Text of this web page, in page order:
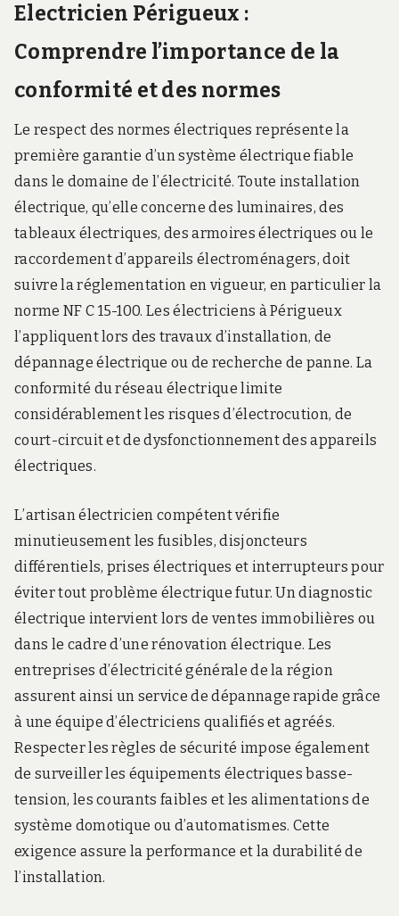
Electricien Périgueux :
Comprendre l’importance de la
conformité et des normes
Le respect des normes électriques représente la
première garantie d’un système électrique fiable
dans le domaine de l’électricité. Toute installation
électrique, qu’elle concerne des luminaires, des
tableaux électriques, des armoires électriques ou le
raccordement d’appareils électroménagers, doit
suivre la réglementation en vigueur, en particulier la
norme NF C 15-100. Les électriciens à Périgueux
l’appliquent lors des travaux d’installation, de
dépannage électrique ou de recherche de panne. La
conformité du réseau électrique limite
considérablement les risques d’électrocution, de
court-circuit et de dysfonctionnement des appareils
électriques.
L’artisan électricien compétent vérifie
minutieusement les fusibles, disjoncteurs
différentiels, prises électriques et interrupteurs pour
éviter tout problème électrique futur. Un diagnostic
électrique intervient lors de ventes immobilières ou
dans le cadre d’une rénovation électrique. Les
entreprises d’électricité générale de la région
assurent ainsi un service de dépannage rapide grâce
à une équipe d’électriciens qualifiés et agréés.
Respecter les règles de sécurité impose également
de surveiller les équipements électriques basse-
tension, les courants faibles et les alimentations de
système domotique ou d’automatismes. Cette
exigence assure la performance et la durabilité de
l’installation.